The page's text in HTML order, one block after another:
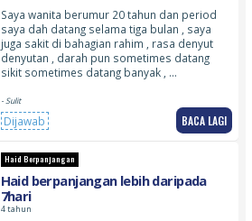
Saya wanita berumur 20 tahun dan period
saya dah datang selama tiga bulan , saya
juga sakit di bahagian rahim , rasa denyut
denyutan , darah pun sometimes datang
sikit sometimes datang banyak , …
- Sulit
Dijawab BACA LAGI
Haid Berpanjangan
Haid berpanjangan lebih daripada
7hari
4 tahun